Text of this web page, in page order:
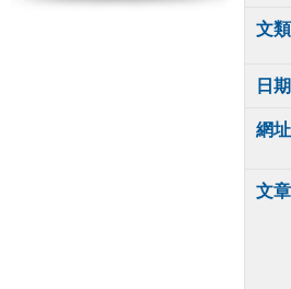
文類
日期
網址
文